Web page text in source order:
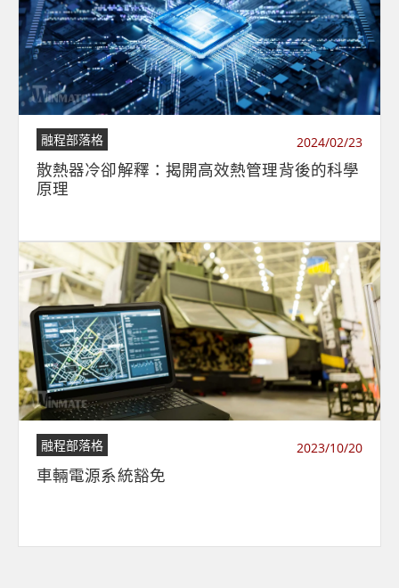
融程部落格 2024/02/23
散熱器冷卻解釋：揭開高效熱管理背後的科學
原理
融程部落格 2023/10/20
車輛電源系統豁免